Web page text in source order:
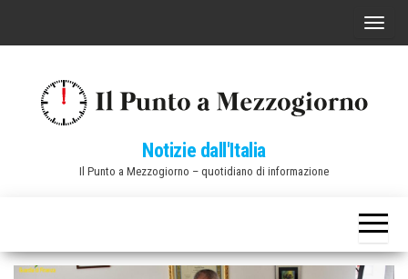
C
a
v
Notizie dall'Italia
Il Punto a Mezzogiorno – quotidiano di informazione